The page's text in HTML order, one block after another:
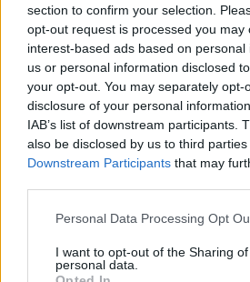
section to confirm your selection.
opt-out request is processed you may
interest-based ads based on
us or personal information disclosed
your opt-out. You may separately opt-
disclosure of your personal
IAB’s list of downstream participants.
also be disclosed by us to third
Downstream Participants that may
Please note that this website/app
not limited to your visit or usage
grant or deny consent to Google and
Personal Data Processing Opt
I want to opt-out of the Sharing
personal data.
azORF-neknyilatkozott arról,
birkózott meg a csalódásával a
„Max sokkal nyugodtabbá
kiesése után visszatért a
beszéltük meg a dolgokat.
gond.”